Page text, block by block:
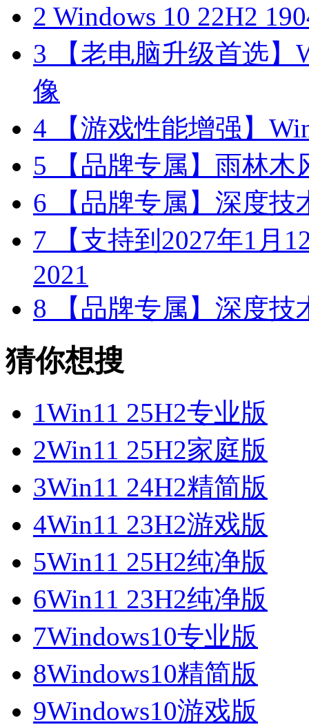
2 Windows 10 22H2
3 【老电脑升级首选】
像
4 【游戏性能增强】
5 【品牌专属】雨林木
6 【品牌专属】深度技
7 【支持到2027年1月
2021
8 【品牌专属】深度技
猜你想搜
1Win11 25H2专业版
2Win11 25H2家庭版
3Win11 24H2精简版
4Win11 23H2游戏版
5Win11 25H2纯净版
6Win11 23H2纯净版
7Windows10专业版
8Windows10精简版
9Windows10游戏版